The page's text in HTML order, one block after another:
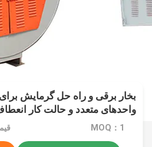
بخار برقی و راه حل گرمایش
واحدهای متعدد و حالت کار
MOQ：1